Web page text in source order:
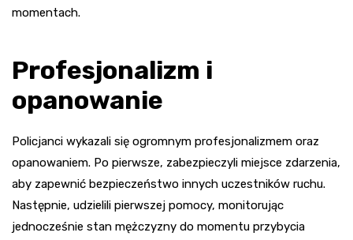
momentach.
Profesjonalizm i
opanowanie
Policjanci wykazali się ogromnym profesjonalizmem oraz
opanowaniem. Po pierwsze, zabezpieczyli miejsce zdarzenia,
aby zapewnić bezpieczeństwo innych uczestników ruchu.
Następnie, udzielili pierwszej pomocy, monitorując
jednocześnie stan mężczyzny do momentu przybycia